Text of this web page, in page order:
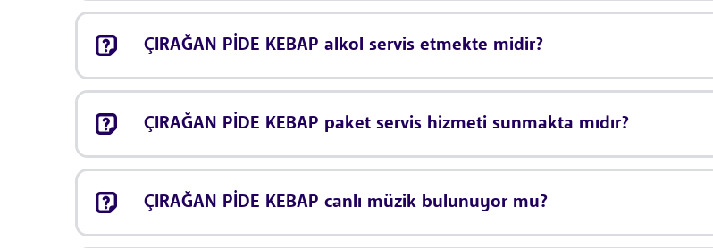
ÇIRAĞAN PİDE KEBAP alkol servis etmekte midir?
ÇIRAĞAN PİDE KEBAP paket servis hizmeti sunmakta mıdır?
ÇIRAĞAN PİDE KEBAP canlı müzik bulunuyor mu?